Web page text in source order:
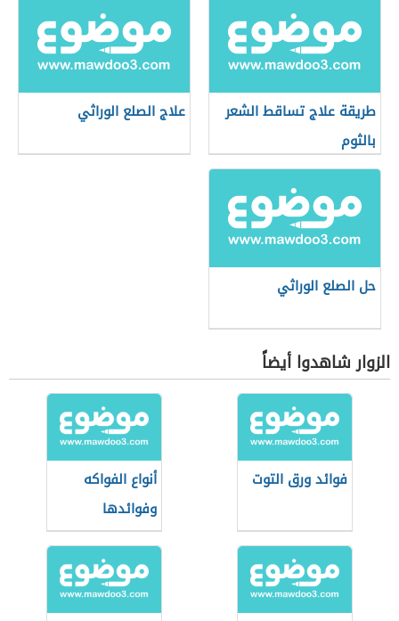
طريقة علاج تساقط الشعر
بالثوم
علاج الصلع الوراثي
حل الصلع الوراثي
الزوار شاهدوا أيضاً
فوائد ورق التوت
أنواع الفواكه
وفوائدها